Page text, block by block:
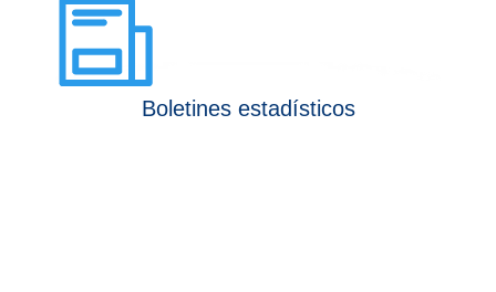
Boletines estadísticos